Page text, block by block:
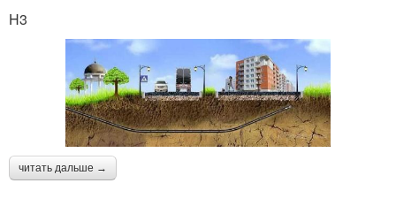
H3
читать дальше →